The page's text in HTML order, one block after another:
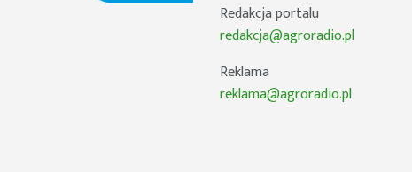
Redakcja portalu
redakcja@agroradio.pl
Reklama
reklama@agroradio.pl